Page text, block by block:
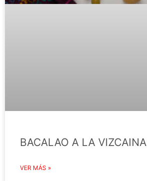
BACALAO A LA VIZCAINA
VER MÁS »